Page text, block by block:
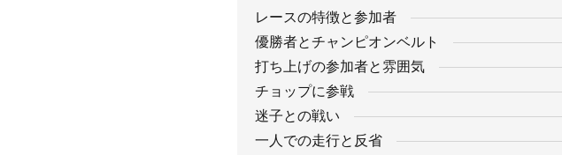
レースの特徴と参加者
優勝者とチャンピオンベルト
打ち上げの参加者と雰囲気
チョップに参戦
迷子との戦い
一人での走行と反省